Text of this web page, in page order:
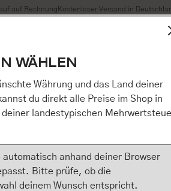
auf Rechnung Kostenloser Versand in
Erfahrung bieten zu können.
erteilen Sie Ihre Einwilligung
die shopware AG (Ebbinghoff 10,
zuordnen kann, sie aber zu
verarbeiten darf. Mit Klick auf
auch in die Weitergabe über Ihr
10, 48624 Schöppingen,
eigenen Zwecken (z.B.
WÄHLEN
Währung und das Land deiner
du direkt alle Preise im Shop in
landestypischen
automatisch anhand deiner Browser
Bitte prüfe, ob die
deinem Wunsch entspricht.